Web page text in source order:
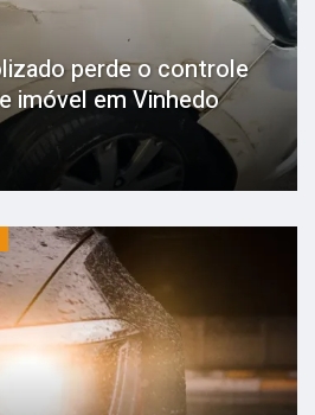
perde o controle
imóvel em Vinhedo